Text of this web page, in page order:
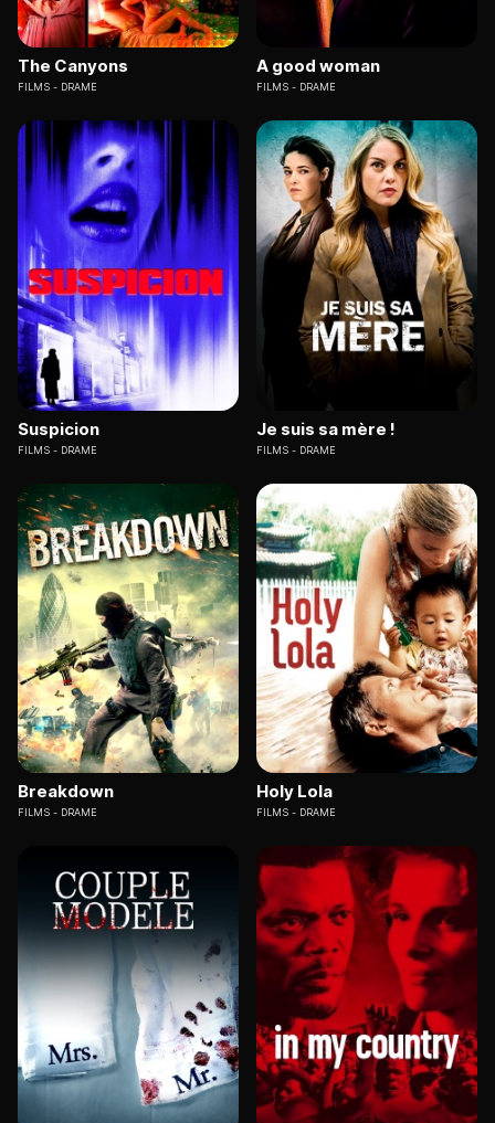
The Canyons
FILMS DRAME
A good woman
FILMS DRAME
Suspicion
FILMS DRAME
Je suis sa mère !
FILMS DRAME
Breakdown
FILMS DRAME
Holy Lola
FILMS DRAME